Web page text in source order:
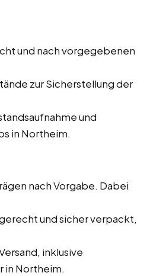
und nach vorgegebenen
zur Sicherstellung der
und
in Northeim.
nach Vorgabe. Dabei
und sicher verpackt,
inklusive
in Northeim.